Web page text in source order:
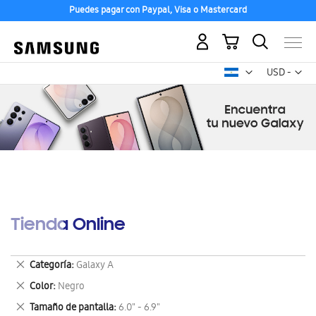
Puedes pagar con Paypal, Visa o Mastercard
USD -
dólar
Mi carrito
Tienda Online
Categoría Galaxy A
Eliminar
este
artículo
Color Negro
Eliminar
este
Tamaño de pantalla 6.0" - 6.9"
Eliminar